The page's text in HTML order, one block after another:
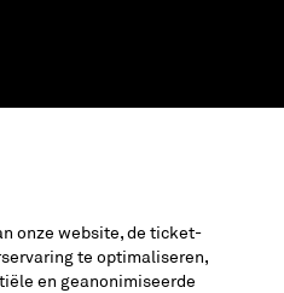
aan
onze website, de ticket-
te optimaliseren,
en geanonimiseerde